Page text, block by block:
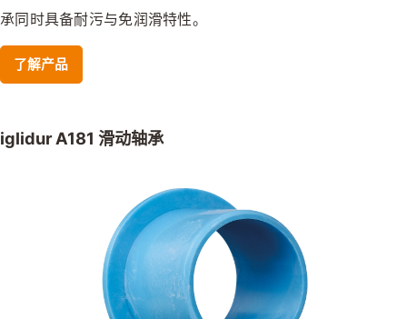
承同时具备耐污与免润滑特性。
了解产品
iglidur A181 滑动轴承